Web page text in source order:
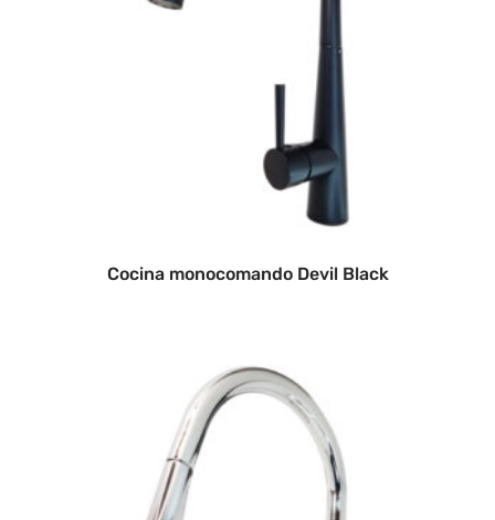
Cocina monocomando Devil Black